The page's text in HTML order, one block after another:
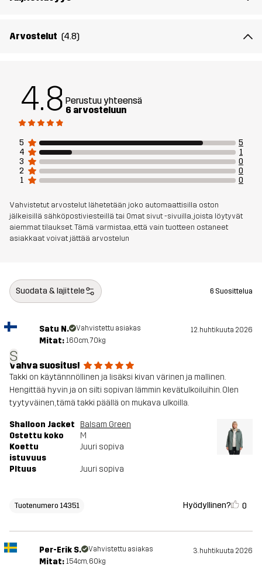
Arvostelut (4.8)
4.8 Perustuu yhteensä
6 arvosteluun
5
5
4
1
3
0
2
0
1
0
Vahvistetut arvostelut lähetetään joko automaattisilla oston
jälkeisillä sähköpostiviesteillä tai Omat sivut -sivuilla, joista löytyvät
aiemmat tilaukset. Tämä varmistaa, että vain tuotteen ostaneet
asiakkaat voivat jättää arvostelun
Suodata & lajittele 6 Suosittelua
S
Satu N. Vahvistettu asiakas 12. huhtikuuta 2026
Mitat: 160cm, 70kg
Vahva suositus!
Takki on käytännnöllinen ja lisäksi kivan värinen ja mallinen.
Hengittää hyvin ja on silti sopivan lämmin kevätulkoiluihin. Olen
tyytyväinen, tämä takki päällä on mukava ulkoilla.
Shalloon Jacket
Balsam Green
Ostettu koko
M
Koettu
istuvuus
Juuri sopiva
PItuus Juuri sopiva
Tuotenumero 14351 Hyödyllinen? 0
Per-Erik S. Vahvistettu asiakas 3. huhtikuuta 2026
Mitat: 154cm, 60kg